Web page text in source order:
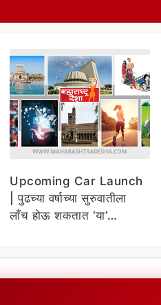
Upcoming Car Launch
| पुढच्या वर्षाच्या सुरुवातीला
लाँच होऊ शकतात ‘या’